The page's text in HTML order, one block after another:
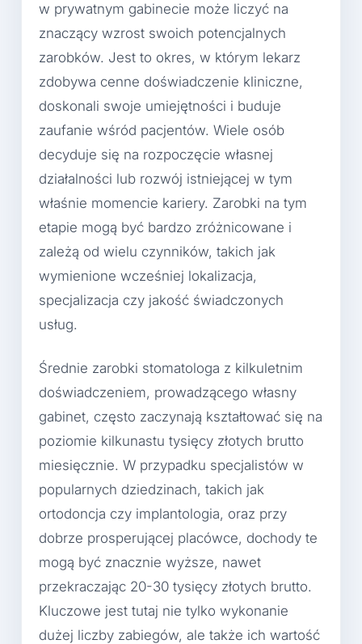
w prywatnym gabinecie może liczyć na
znaczący wzrost swoich potencjalnych
zarobków. Jest to okres, w którym lekarz
zdobywa cenne doświadczenie kliniczne,
doskonali swoje umiejętności i buduje
zaufanie wśród pacjentów. Wiele osób
decyduje się na rozpoczęcie własnej
działalności lub rozwój istniejącej w tym
właśnie momencie kariery. Zarobki na tym
etapie mogą być bardzo zróżnicowane i
zależą od wielu czynników, takich jak
wymienione wcześniej lokalizacja,
specjalizacja czy jakość świadczonych
usług.
Średnie zarobki stomatologa z kilkuletnim
doświadczeniem, prowadzącego własny
gabinet, często zaczynają kształtować się na
poziomie kilkunastu tysięcy złotych brutto
miesięcznie. W przypadku specjalistów w
popularnych dziedzinach, takich jak
ortodoncja czy implantologia, oraz przy
dobrze prosperującej placówce, dochody te
mogą być znacznie wyższe, nawet
przekraczając 20-30 tysięcy złotych brutto.
Kluczowe jest tutaj nie tylko wykonanie
dużej liczby zabiegów, ale także ich wartość